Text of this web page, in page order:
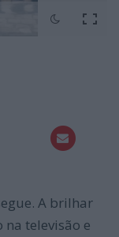
A brilhar
na televisão e